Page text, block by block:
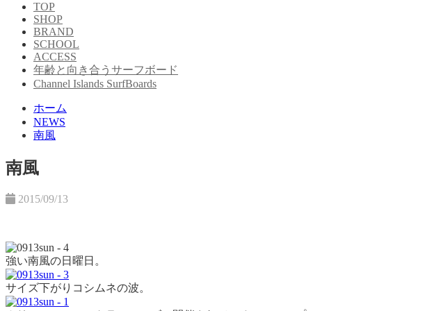
TOP
SHOP
BRAND
SCHOOL
ACCESS
年齢と向き合うサーフボード
Channel Islands SurfBoards
ホーム
NEWS
南風
南風
2015/09/13
強い南風の日曜日。
サイズ下がりコシムネの波。